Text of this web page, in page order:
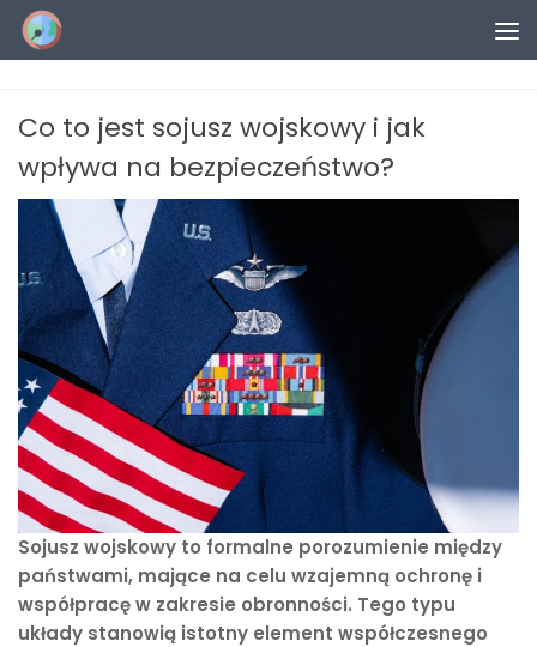
Przejdź do treści
Co to jest sojusz wojskowy i jak
wpływa na bezpieczeństwo?
Sojusz wojskowy to formalne porozumienie między
państwami, mające na celu wzajemną ochronę i
współpracę w zakresie obronności. Tego typu
układy stanowią istotny element współczesnego